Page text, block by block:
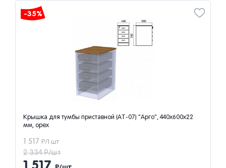
(АТ-07) "Арго", 440х600х22
Тумба-креденция